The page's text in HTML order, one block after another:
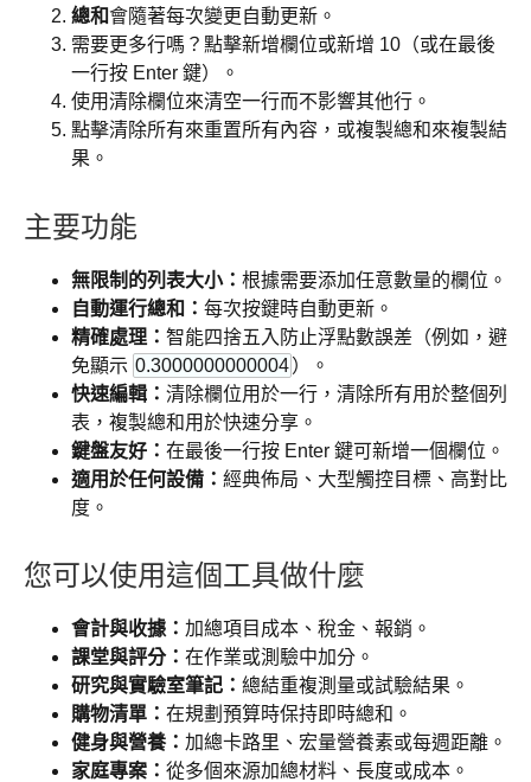
總和會隨著每次變更自動更新。
需要更多行嗎？點擊新增欄位或新增 10（或在最後
一行按 Enter 鍵）。
使用清除欄位來清空一行而不影響其他行。
點擊清除所有來重置所有內容，或複製總和來複製結
果。
主要功能
無限制的列表大小： 根據需要添加任意數量的欄位。
自動運行總和： 每次按鍵時自動更新。
精確處理： 智能四捨五入防止浮點數誤差（例如，避
免顯示 0.3000000000004）。
快速編輯： 清除欄位用於一行，清除所有用於整個列
表，複製總和用於快速分享。
鍵盤友好： 在最後一行按 Enter 鍵可新增一個欄位。
適用於任何設備： 經典佈局、大型觸控目標、高對比
度。
您可以使用這個工具做什麼
會計與收據： 加總項目成本、稅金、報銷。
課堂與評分： 在作業或測驗中加分。
研究與實驗室筆記： 總結重複測量或試驗結果。
購物清單： 在規劃預算時保持即時總和。
健身與營養： 加總卡路里、宏量營養素或每週距離。
家庭專案： 從多個來源加總材料、長度或成本。